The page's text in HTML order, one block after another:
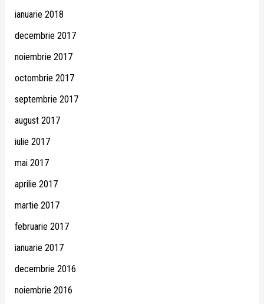
ianuarie 2018
decembrie 2017
noiembrie 2017
octombrie 2017
septembrie 2017
august 2017
iulie 2017
mai 2017
aprilie 2017
martie 2017
februarie 2017
ianuarie 2017
decembrie 2016
noiembrie 2016